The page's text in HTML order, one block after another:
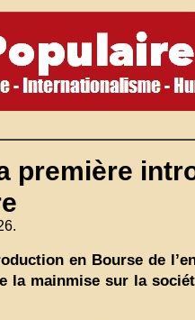
première
en Bourse de
la mainmise sur la